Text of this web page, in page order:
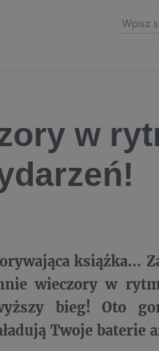
w
książka…
wieczory w
bieg! Oto
Twoje baterie